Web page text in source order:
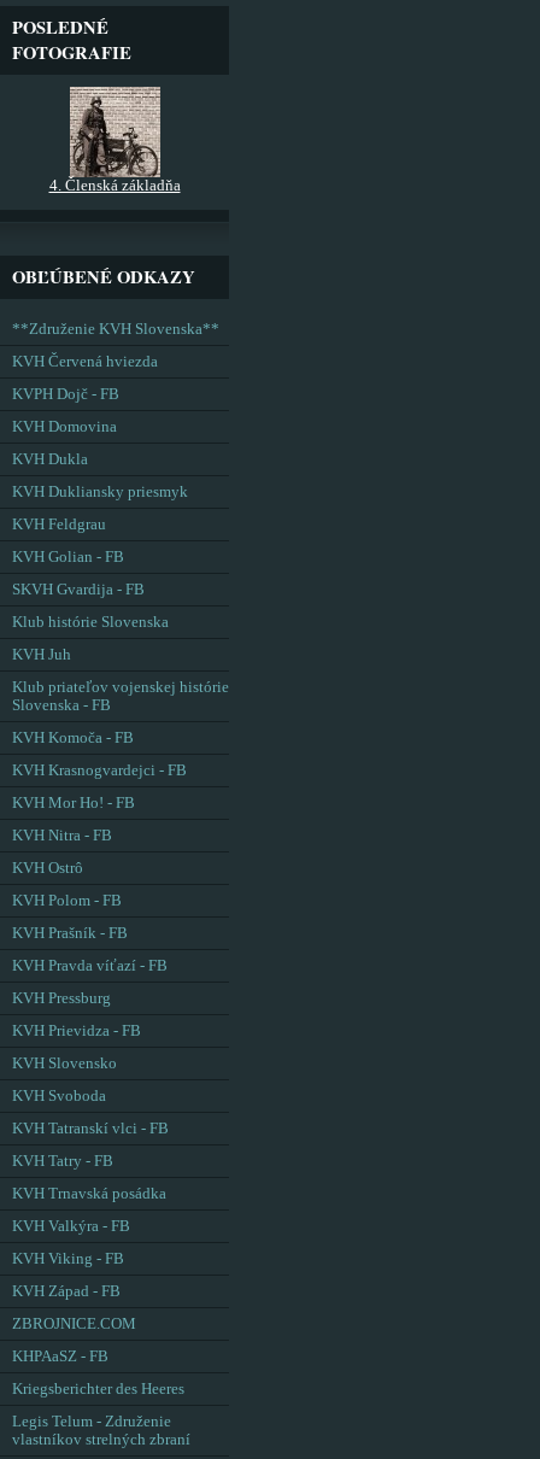
POSLEDNÉ
FOTOGRAFIE
4. Členská základňa
OBĽÚBENÉ ODKAZY
**Združenie KVH Slovenska**
KVH Červená hviezda
KVPH Dojč - FB
KVH Domovina
KVH Dukla
KVH Dukliansky priesmyk
KVH Feldgrau
KVH Golian - FB
SKVH Gvardija - FB
Klub histórie Slovenska
KVH Juh
Klub priateľov vojenskej histórie
Slovenska - FB
KVH Komoča - FB
KVH Krasnogvardejci - FB
KVH Mor Ho! - FB
KVH Nitra - FB
KVH Ostrô
KVH Polom - FB
KVH Prašník - FB
KVH Pravda víťazí - FB
KVH Pressburg
KVH Prievidza - FB
KVH Slovensko
KVH Svoboda
KVH Tatranskí vlci - FB
KVH Tatry - FB
KVH Trnavská posádka
KVH Valkýra - FB
KVH Viking - FB
KVH Západ - FB
ZBROJNICE.COM
KHPAaSZ - FB
Kriegsberichter des Heeres
Legis Telum - Združenie
vlastníkov strelných zbraní